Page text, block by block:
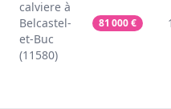
calviere à
Belcastel-
et-Buc
(11580)
81 000€